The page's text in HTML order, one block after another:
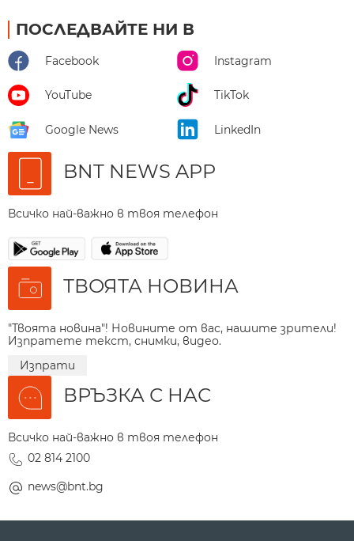
ПОСЛЕДВАЙТЕ НИ В
Facebook Instagram
YouTube TikTok
Google News LinkedIn
BNT NEWS APP
Всичко най-важно в твоя телефон
ТВОЯТА НОВИНА
"Твоята новина"! Новините от вас, нашите зрители!
Изпратете текст, снимки, видео.
Изпрати
ВРЪЗКА С НАС
Всичко най-важно в твоя телефон
02 814 2100
news@bnt.bg